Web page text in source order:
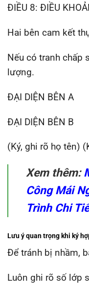
ĐIỀU 8: ĐIỀU
Hai bên cam kết
Nếu có tranh chấp
lượng.
ĐẠI DIỆN BÊN A
ĐẠI DIỆN BÊN B
(Ký, ghi rõ họ tên)
Xem thêm:
Công Mái
Trình Chi
Lưu ý quan trọng khi ký
Để tránh bị nhầm,
Luôn ghi rõ số lớp